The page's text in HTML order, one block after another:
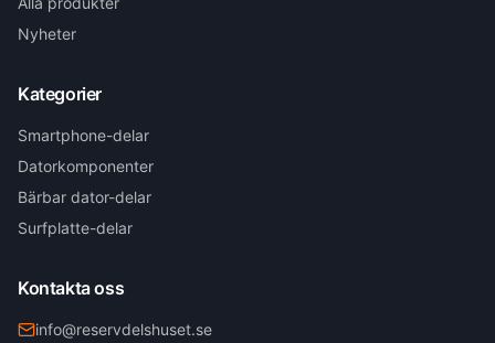
Nyheter
Kategorier
Smartphone-delar
Datorkomponenter
Bärbar dator-delar
Surfplatte-delar
Kontakta oss
info@reservdelshuset.se